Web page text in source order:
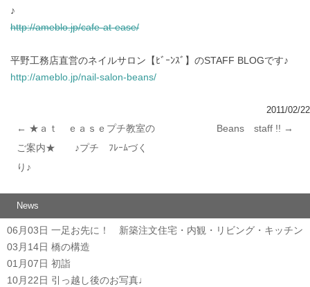
♪
http://ameblo.jp/cafe-at-ease/
平野工務店直営のネイルサロン【ﾋﾞｰﾝｽﾞ】のSTAFF BLOGです♪
http://ameblo.jp/nail-salon-beans/
2011/02/22
← ★ａｔ ｅａｓｅプチ教室の
ご案内★ ♪プチ ﾌﾚｰﾑづく
り♪
Beans staff !! →
News
06月03日 一足お先に！ 新築注文住宅・内観・リビング・キッチン
03月14日 橋の構造
01月07日 初詣
10月22日 引っ越し後のお写真♩